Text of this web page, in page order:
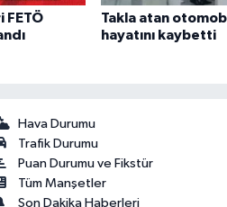
FETÖ
Takla atan
hayatını kaybetti
Hava Durumu
Trafik Durumu
Puan Durumu ve Fikstür
Tüm Manşetler
Son Dakika Haberleri